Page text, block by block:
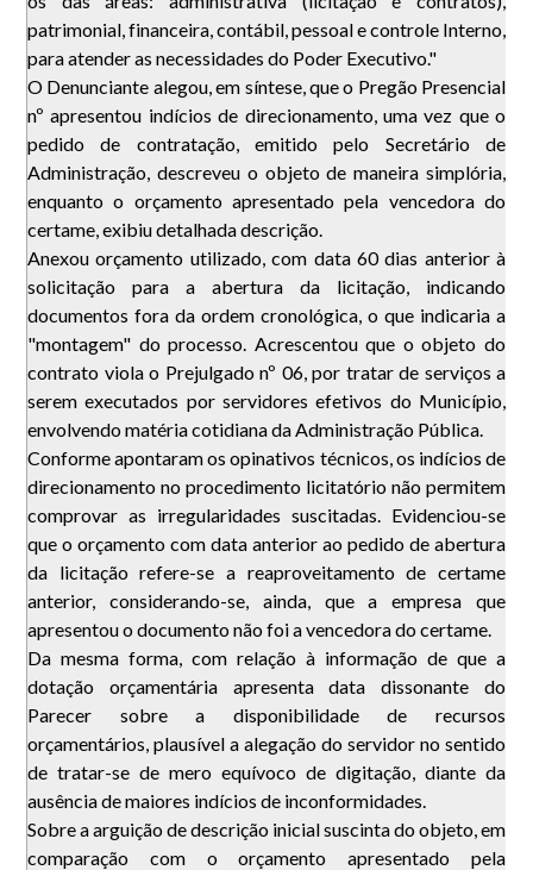
patrimonial, financeira, contábil, pessoal e controle Interno,
para atender as necessidades do Poder Executivo."
O Denunciante alegou, em síntese, que o Pregão Presencial
nº apresentou indícios de direcionamento, uma vez que o
pedido de contratação, emitido pelo Secretário de
Administração, descreveu o objeto de maneira simplória,
enquanto o orçamento apresentado pela vencedora do
certame, exibiu detalhada descrição.
Anexou orçamento utilizado, com data 60 dias anterior à
solicitação para a abertura da licitação, indicando
documentos fora da ordem cronológica, o que indicaria a
"montagem" do processo. Acrescentou que o objeto do
contrato viola o Prejulgado nº 06, por tratar de serviços a
serem executados por servidores efetivos do Município,
envolvendo matéria cotidiana da Administração Pública.
Conforme apontaram os opinativos técnicos, os indícios de
direcionamento no procedimento licitatório não permitem
comprovar as irregularidades suscitadas. Evidenciou-se
que o orçamento com data anterior ao pedido de abertura
da licitação refere-se a reaproveitamento de certame
anterior, considerando-se, ainda, que a empresa que
apresentou o documento não foi a vencedora do certame.
Da mesma forma, com relação à informação de que a
dotação orçamentária apresenta data dissonante do
Parecer sobre a disponibilidade de recursos
orçamentários, plausível a alegação do servidor no sentido
de tratar-se de mero equívoco de digitação, diante da
ausência de maiores indícios de inconformidades.
Sobre a arguição de descrição inicial suscinta do objeto, em
comparação com o orçamento apresentado pela